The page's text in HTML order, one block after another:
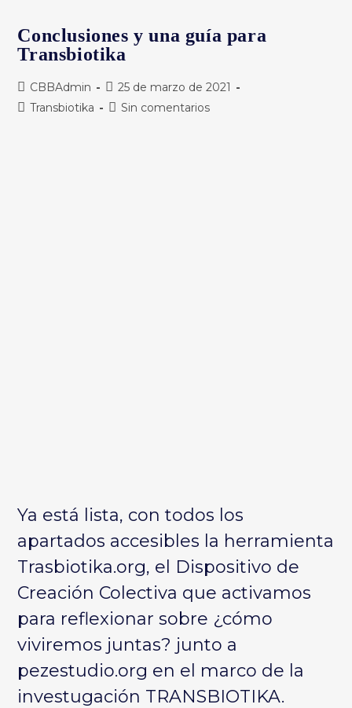
Conclusiones y una guía para
Transbiotika
Autor
de
CBBAdmin
Publicación
de
25 de marzo de 2021
Categoría
Transbiotika
Comentarios
Sin comentarios
Ya está lista, con todos los
apartados accesibles la herramienta
Trasbiotika.org, el Dispositivo de
Creación Colectiva que activamos
para reflexionar sobre ¿cómo
viviremos juntas? junto a
pezestudio.org en el marco de la
investugación TRANSBIOTIKA.